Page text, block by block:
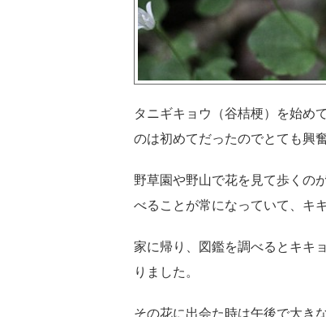
タニギキョウ（谷桔梗）を始め
のは初めてだったのでとても興
野草園や野山で花を見て歩くの
べることが常になっていて、キ
家に帰り、図鑑を調べるとキキ
りました。
その花に出会た時は午後で大き